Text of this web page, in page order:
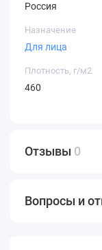
Россия
Назначение
Для лица
Плотность, г/м2
460
Отзывы 0
Вопросы и